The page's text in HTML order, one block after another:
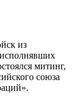
из
митинг,
союза